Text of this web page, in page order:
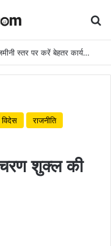
कर्तव्यनिष्ठ होकर जनसेवा एवं सुशासन के लिए जमीनी स्तर पर करें बेहतर कार्य: मुख्यमंत्री
राजनीति
शुक्ल की